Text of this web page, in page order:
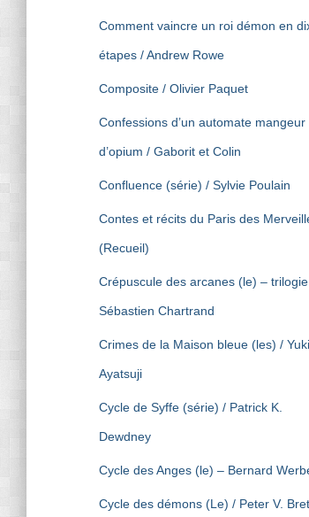
Comment vaincre un roi démon en
étapes / Andrew Rowe
Composite / Olivier Paquet
Confessions d’un automate mangeur
d’opium / Gaborit et Colin
Confluence (série) / Sylvie Poulain
Contes et récits du Paris des
(Recueil)
Crépuscule des arcanes (le) –
Sébastien Chartrand
Crimes de la Maison bleue (les) /
Ayatsuji
Cycle de Syffe (série) / Patrick K.
Dewdney
Cycle des Anges (le) – Bernard
Cycle des démons (Le) / Peter V.